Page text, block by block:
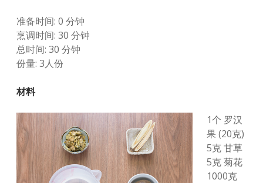
准备时间: 0 分钟
烹调时间: 30 分钟
总时间: 30 分钟
份量: 3人份
材料
1个 罗汉
果 (20克)
5克 甘草
5克 菊花
1000克